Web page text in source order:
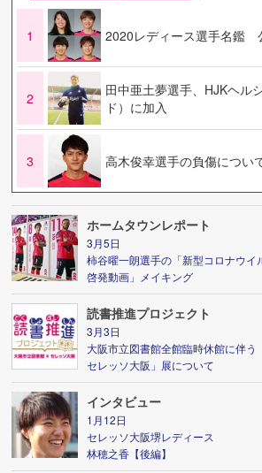
1 2020レディース選手名鑑
2
田中亜土夢選手、HJKヘル
ド）に加入
3 高木俊幸選手の負傷につい
ホームタウンレポート
3月5日
柿谷曜一朗選手の「新型コロナウイ
啓発動画」メイキング
読書推進プロジェクト
3月3日
大阪市立図書館全館臨時休館に伴う
セレッソ大阪」展について
インタビュー
1月12日
セレッソ大阪堺レディース
林穂之香【後編】